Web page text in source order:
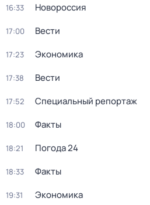
16:33 Новороссия
17:00 Вести
17:23 Экономика
17:38 Вести
17:52 Специальный репортаж
18:00 Факты
18:21 Погода 24
18:33 Факты
19:31 Экономика